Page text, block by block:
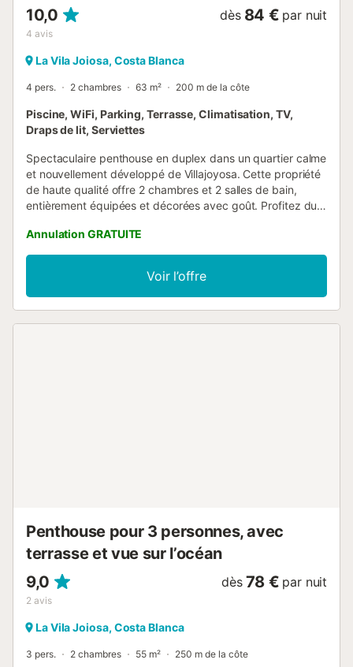
10,0
4 avis
dès 84 € par nuit
La Vila Joiosa, Costa Blanca
4 pers. 2 chambres 63 m² 200 m de la côte
Piscine, WiFi, Parking, Terrasse, Climatisation, TV,
Draps de lit, Serviettes
Spectaculaire penthouse en duplex dans un quartier calme
et nouvellement développé de Villajoyosa. Cette propriété
de haute qualité offre 2 chambres et 2 salles de bain,
entièrement équipées et décorées avec goût. Profitez du
solarium, doté de fauteuils et d'une table – idéal pour
bronzer ou dîner avec vue. La résidence dispose d'une
piscine, de courts de paddle-tennis et d'un jardin privé.
Profitez de son emplacement privilégié : la plage se trouve
à seulement 550 m et le centre de Villajoyosa à 1 200 m. Il
Annulation GRATUITE
Voir l’offre
Penthouse pour 3 personnes, avec
terrasse et vue sur l’océan
9,0
2 avis
dès 78 € par nuit
La Vila Joiosa, Costa Blanca
3 pers. 2 chambres 55 m² 250 m de la côte